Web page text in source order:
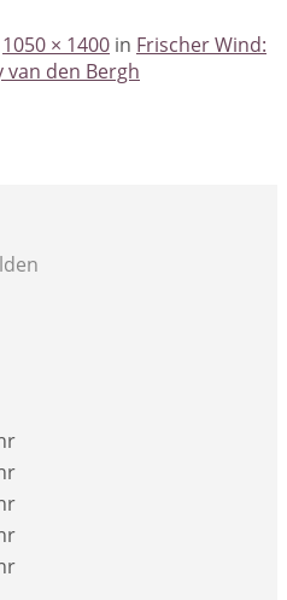
1050 × 1400 in Frischer Wind:
van den Bergh